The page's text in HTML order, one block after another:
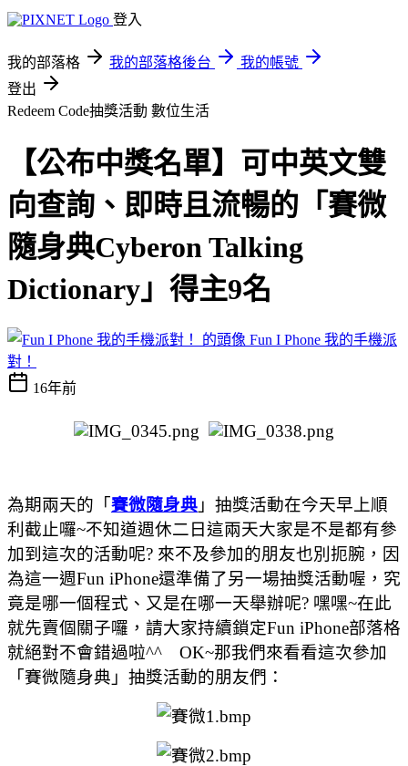
登入
我的部落格 我的部落格後台
我的帳號
登出
Redeem Code抽獎活動 數位生活
【公布中獎名單】可中英文雙
向查詢、即時且流暢的「賽微
隨身典Cyberon Talking
Dictionary」得主9名
Fun I Phone 我的手機派
對！
16年前
為期兩天的「 賽微隨身典 」抽獎活動在今天早上順
利截止囉~不知道週休二日這兩天大家是不是都有參
加到這次的活動呢? 來不及參加的朋友也別扼腕，因
為這一週Fun iPhone還準備了另一場抽獎活動喔，究
竟是哪一個程式、又是在哪一天舉辦呢? 嘿嘿~在此
就先賣個關子囉 ，請大家持續鎖定Fun iPhone部落格
就絕對不會錯過啦^^ OK~那我們來看看這次參加
「賽微隨身典」抽獎活動的朋友們：